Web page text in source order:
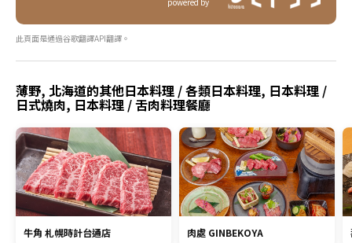
此頁面是通過谷歌翻譯API翻譯。
薄野, 北海道的其他日本料理 / 各類日本料理, 日本料理 /
日式燒肉, 日本料理 / 舌肉料理餐廳
牛角 札幌時計台通店 肉處 GINBEKOYA